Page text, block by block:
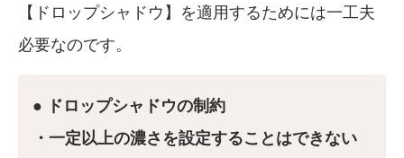
【ドロップシャドウ】を適用するためには一工夫
必要なのです。
● ドロップシャドウの制約
・一定以上の濃さを設定することはできない